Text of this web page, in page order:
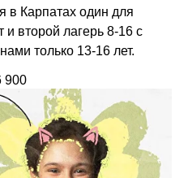
в Карпатах один для
второй лагерь 8-16 с
только 13-16 лет.
900